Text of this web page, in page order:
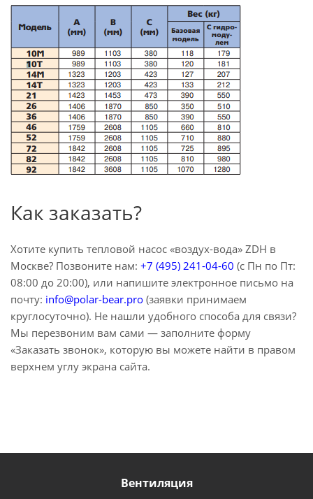
Как заказать?
Хотите купить тепловой насос «воздух-вода» ZDH в
Москве? Позвоните нам: +7 (495) 241-04-60 (с Пн по Пт:
08:00 до 20:00), или напишите электронное письмо на
почту: info@polar-bear.pro (заявки принимаем
круглосуточно). Не нашли удобного способа для связи?
Мы перезвоним вам сами — заполните форму
«Заказать звонок», которую вы можете найти в правом
верхнем углу экрана сайта.
Вентиляция